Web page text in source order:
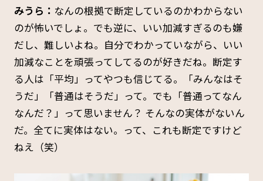
みうら： なんの根拠で断定しているのかわからない
のが怖いでしょ。でも逆に、いい加減すぎるのも嫌
だし、難しいよね。自分でわかっていながら、いい
加減なことを頑張ってしてるのが好きだね。断定す
る人は「平均」ってやつも信じてる。「みんなはそ
うだ」「普通はそうだ」って。でも「普通ってなん
なんだ？」って思いません？ そんなの実体がないん
だ。全てに実体はない。って、これも断定ですけど
ねえ（笑）